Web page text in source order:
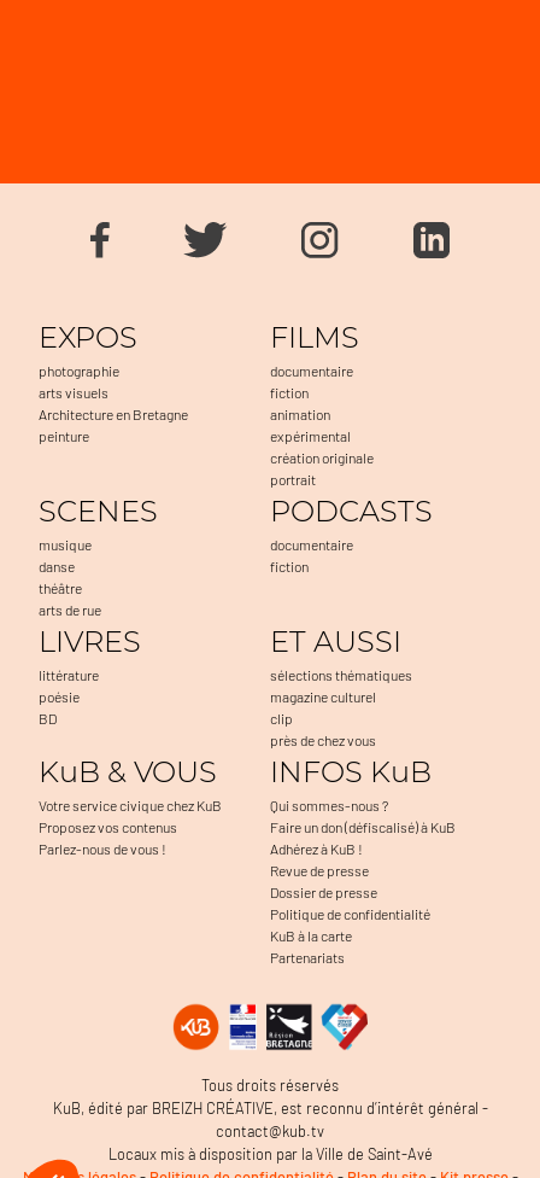
EXPOS
photographie
arts visuels
Architecture en Bretagne
peinture
FILMS
documentaire
fiction
animation
expérimental
création originale
portrait
SCENES
musique
danse
théâtre
arts de rue
PODCASTS
documentaire
fiction
LIVRES
littérature
poésie
BD
ET AUSSI
sélections thématiques
magazine culturel
clip
près de chez vous
KuB & VOUS
Votre service civique chez KuB
Proposez vos contenus
Parlez-nous de vous !
INFOS KuB
Qui sommes-nous ?
Faire un don (défiscalisé) à KuB
Adhérez à KuB !
Revue de presse
Dossier de presse
Politique de confidentialité
KuB à la carte
Partenariats
Tous droits réservés
KuB, édité par BREIZH CRÉATIVE, est reconnu d’intérêt général -
contact@kub.tv
Locaux mis à disposition par la Ville de Saint-Avé
C'est OK pour vous ?
par